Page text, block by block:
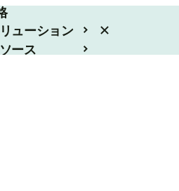
ューション
ース